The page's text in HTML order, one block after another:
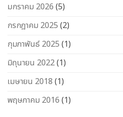
มกราคม 2026 (5)
กรกฎาคม 2025 (2)
กุมภาพันธ์ 2025 (1)
มิถุนายน 2022(1)
เมษายน 2018 (1)
พฤษภาคม 2016 (1)